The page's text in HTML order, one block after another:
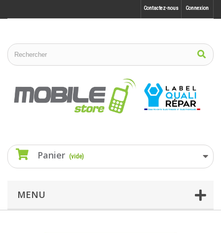
Connexion
Contactez-nous
Panier (vide)
MENU